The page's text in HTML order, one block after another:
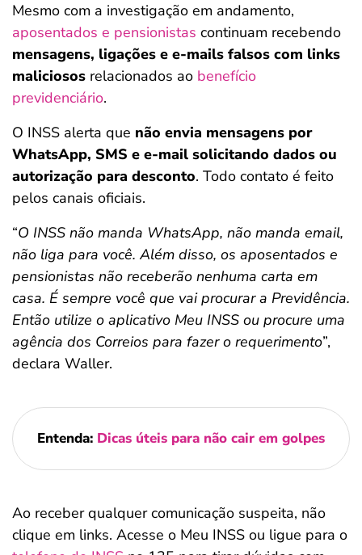
Mesmo com a investigação em andamento,
aposentados e pensionistas continuam recebendo
mensagens, ligações e e-mails falsos com links
maliciosos relacionados ao benefício
previdenciário.
O INSS alerta que não envia mensagens por
WhatsApp, SMS e e-mail solicitando dados ou
autorização para desconto. Todo contato é feito
pelos canais oficiais.
“O INSS não manda WhatsApp, não manda email,
não liga para você. Além disso, os aposentados e
pensionistas não receberão nenhuma carta em
casa. É sempre você que vai procurar a Previdência.
Então utilize o aplicativo Meu INSS ou procure uma
agência dos Correios para fazer o requerimento”,
declara Waller.
Entenda: Dicas úteis para não cair em golpes
Ao receber qualquer comunicação suspeita, não
clique em links. Acesse o Meu INSS ou ligue para o